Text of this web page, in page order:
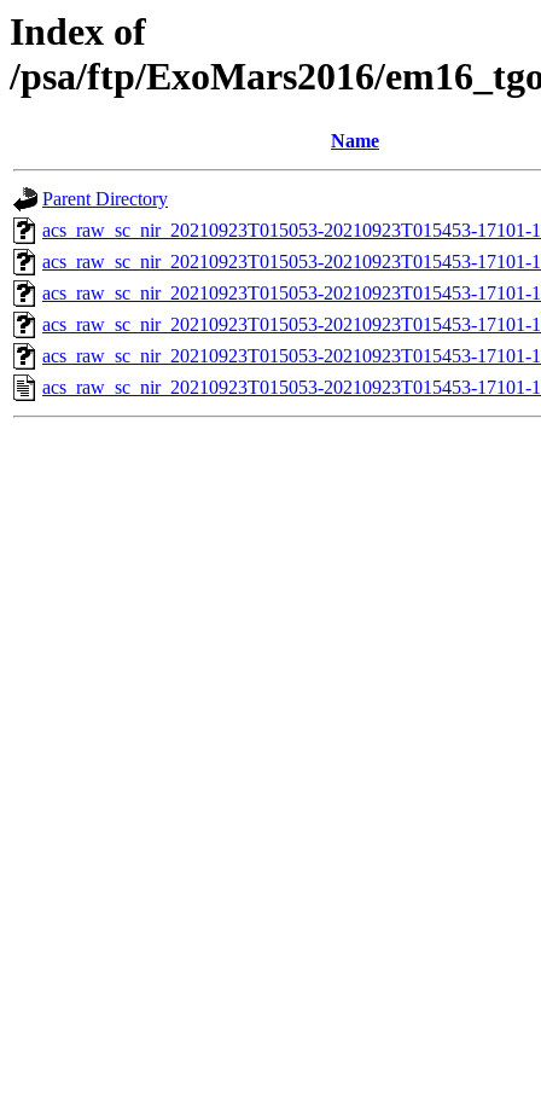
Index of
/psa/ftp/ExoMars2016/
Name
Parent Directory
acs_raw_sc_nir_20210923T015053-20210923T015453-
acs_raw_sc_nir_20210923T015053-20210923T015453-17101-
acs_raw_sc_nir_20210923T015053-20210923T015453-17101-
acs_raw_sc_nir_20210923T015053-20210923T015453-17101-
acs_raw_sc_nir_20210923T015053-20210923T015453-17101-
acs_raw_sc_nir_20210923T015053-20210923T015453-17101-